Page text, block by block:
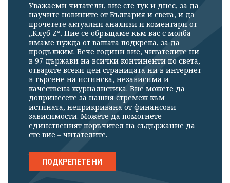
Уважаеми читатели, вие сте тук и днес, за да
научите новините от България и света, и да
прочетете актуални анализи и коментари от
„Клуб Z“. Ние се обръщаме към вас с молба –
имаме нужда от вашата подкрепа, за да
продължим. Вече години вие, читателите ни
в 97 държави на всички континенти по света,
отваряте всеки ден страницата ни в интернет
в търсене на истинска, независима и
качествена журналистика. Вие можете да
допринесете за нашия стремеж към
истината, неприкривана от финансови
зависимости. Можете да помогнете
единственият поръчител на съдържание да
сте вие – читателите.
ПОДКРЕПЕТЕ НИ